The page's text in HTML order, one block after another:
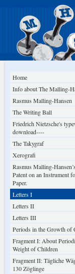
Home
Info about The Malling-
Rasmus Malling-Hansen
The Writing Ball
Friedrich Nietzsche's
download----
The Takygraf
Xerografi
Rasmus Malling-
Patent on an Instrument
Paper.
Letters I
Letters II
Letters III
Periods in the Growth of
Fragment I: About
Weight of Children
Fragment II: Tägliche
130 Zöglinge